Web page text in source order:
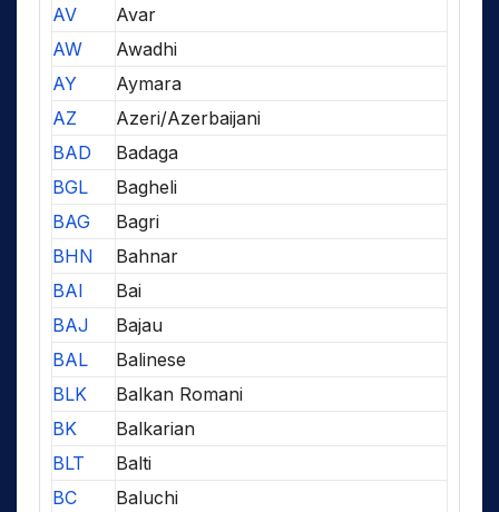
AV
Avar
AW
Awadhi
AY
Aymara
AZ
Azeri/Azerbaijani
BAD
Badaga
BGL
Bagheli
BAG
Bagri
BHN
Bahnar
BAI
Bai
BAJ
Bajau
BAL
Balinese
BLK
Balkan Romani
BK
Balkarian
BLT
Balti
BC
Baluchi